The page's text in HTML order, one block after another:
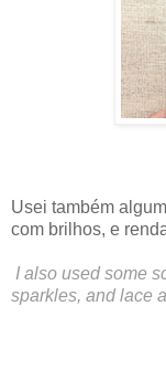
Usei também
com brilhos, e
I also used some
sparkles, and lace